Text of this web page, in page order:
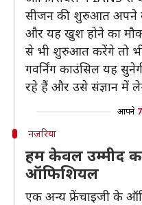
सीजन की शुरुआत अपने
और यह खुश होने का
से भी शुरुआत करेंगे तो भी
गवर्निंग काउंसिल यह
रहे हैं और उसे संज्ञान में
आपने
नजरिया
हम केवल उम्मीद
ऑफिशियल
एक अन्य फ्रेंचाइजी के